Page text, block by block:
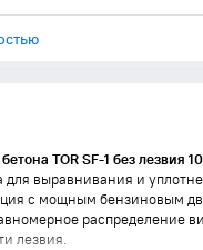
TOR SF-1 без лезвия
для выравнивания и
с мощным бензиновым
распределение
лезвия.